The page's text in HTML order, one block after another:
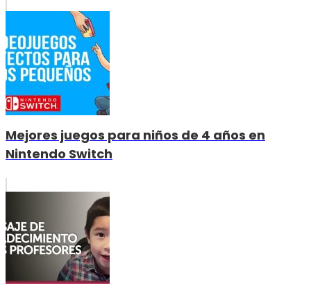
Mejores juegos para niños de 4 años en
Nintendo Switch